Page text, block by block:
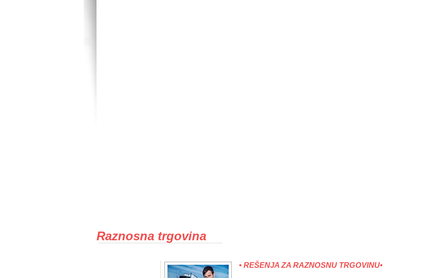
Raznosna trgovina
• REŠENJA ZA RAZNOSNU TRGOVINU•